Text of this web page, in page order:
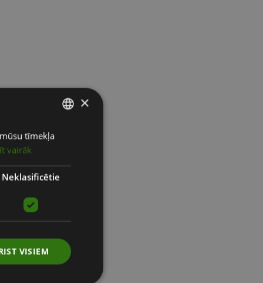
LATVIAN
RUSSIAN
×
tīmekļa
vairāk
Neklasificētie
VISIEM